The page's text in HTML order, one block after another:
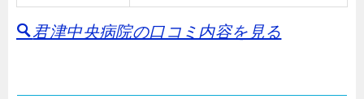
君津中央病院の口コミ内容を見る